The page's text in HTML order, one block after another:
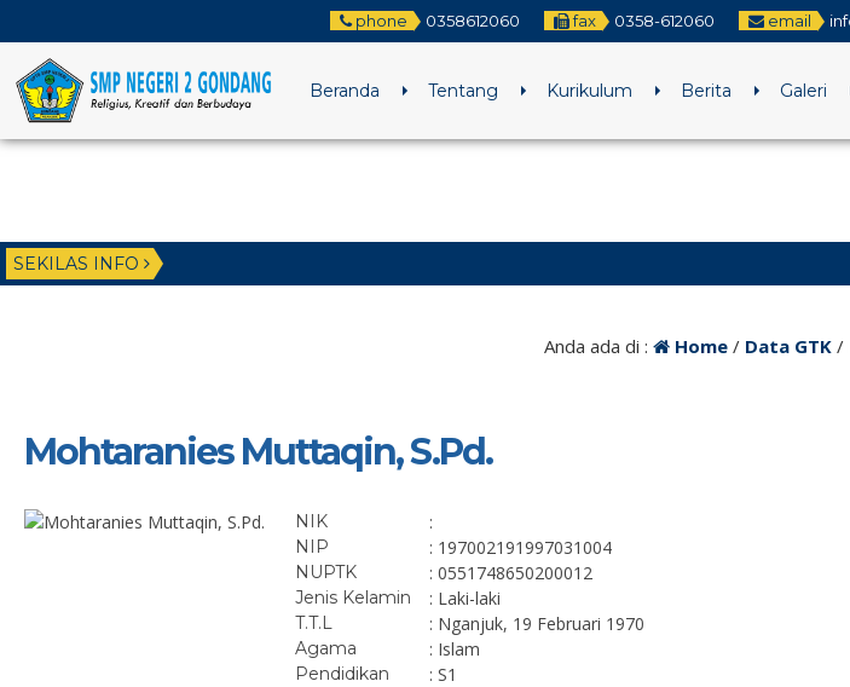
phone 0358612060 fax 0358-612060 email
Beranda Tentang Kurikulum Berita Galeri
SEKILAS INFO
Anda ada di : Home / Data GTK /
Mohtaranies Muttaqin, S.Pd.
NIK :
NIP : 197002191997031004
NUPTK : 0551748650200012
Jenis Kelamin : Laki-laki
T.T.L : Nganjuk, 19 Februari 1970
Agama : Islam
Pendidikan : S1